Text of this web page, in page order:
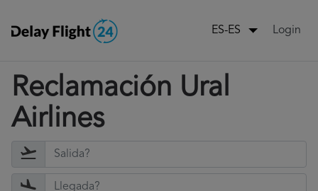
ES-ES Login
Reclamación Ural
Airlines